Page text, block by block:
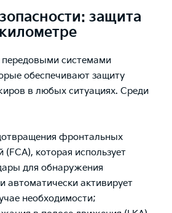
защита
передовыми системами
обеспечивают защиту
в любых ситуациях. Среди
фронтальных
(FCA), которая использует
для обнаружения
автоматически активирует
необходимости;